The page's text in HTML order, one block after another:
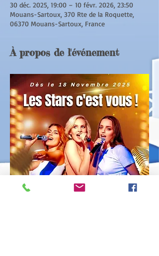
30 déc. 2025, 19:00 – 10 févr. 2026, 23:50
Mouans-Sartoux, 370 Rte de la Roquette,
06370 Mouans-Sartoux, France
À propos de l'événement